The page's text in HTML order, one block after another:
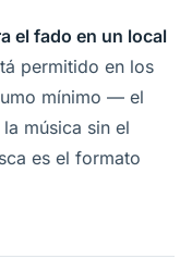
el fado en un local
permitido en los
mínimo — el
música sin el
es el formato